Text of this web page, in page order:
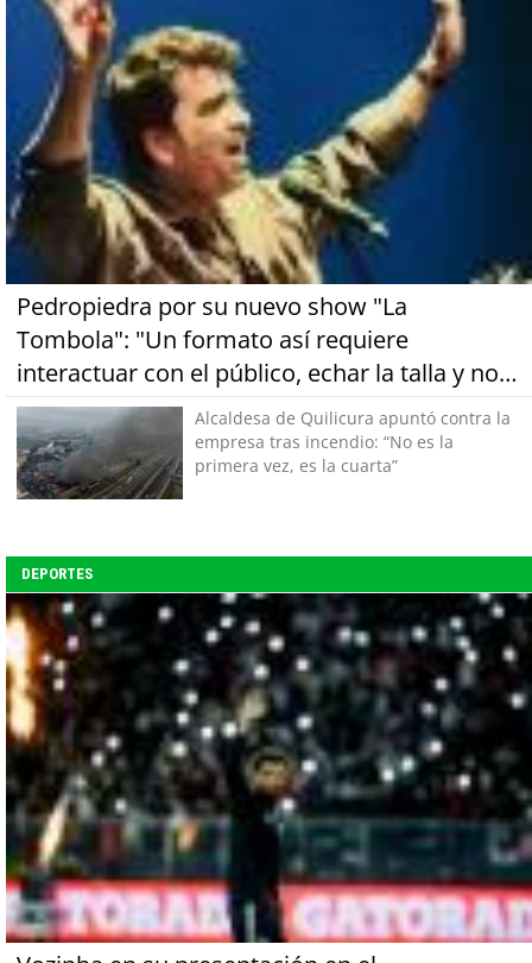
Pedropiedra por su nuevo show "La
Tombola": "Un formato así requiere
interactuar con el público, echar la talla y no
tener miedo a equivocarse"Alcaldesa de Quilicura apuntó contra la
empresa tras incendio: “No es la
primera vez, es la cuarta”
DEPORTES